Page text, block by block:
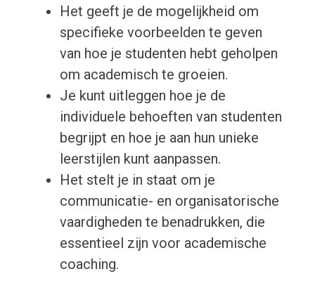
Het geeft je de mogelijkheid om
specifieke voorbeelden te geven
van hoe je studenten hebt geholpen
om academisch te groeien.
Je kunt uitleggen hoe je de
individuele behoeften van studenten
begrijpt en hoe je aan hun unieke
leerstijlen kunt aanpassen.
Het stelt je in staat om je
communicatie- en organisatorische
vaardigheden te benadrukken, die
essentieel zijn voor academische
coaching.